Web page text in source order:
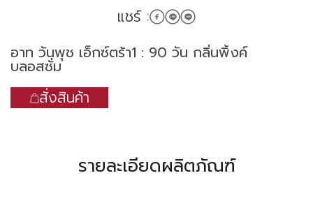
แชร์ :
อาท วันพุช เอ็กซ์ตร้า1 : 90 วัน กลิ่นพิ้งค์
บลอสซั่ม
สั่งสินค้า
รายละเอียดผลิตภัณฑ์